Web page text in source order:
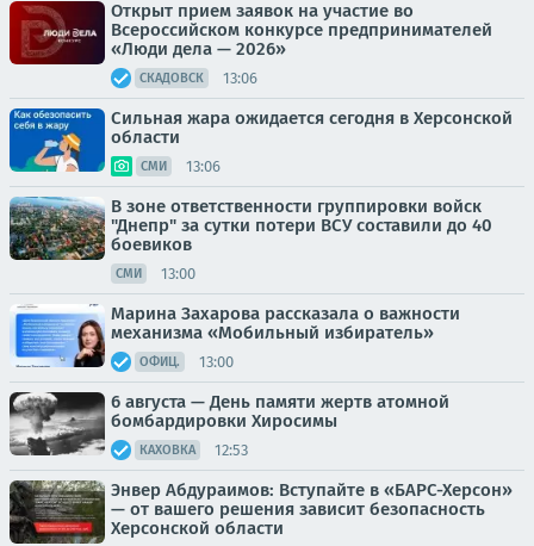
Открыт прием заявок на участие во
Всероссийском конкурсе предпринимателей
«Люди дела — 2026»
СКАДОВСК 13:06
Сильная жара ожидается сегодня в Херсонской
области
СМИ 13:06
В зоне ответственности группировки войск
"Днепр" за сутки потери ВСУ составили до 40
боевиков
СМИ 13:00
Марина Захарова рассказала о важности
механизма «Мобильный избиратель»
ОФИЦ. 13:00
6 августа — День памяти жертв атомной
бомбардировки Хиросимы
КАХОВКА 12:53
Энвер Абдураимов: Вступайте в «БАРС-Херсон»
— от вашего решения зависит безопасность
Херсонской области